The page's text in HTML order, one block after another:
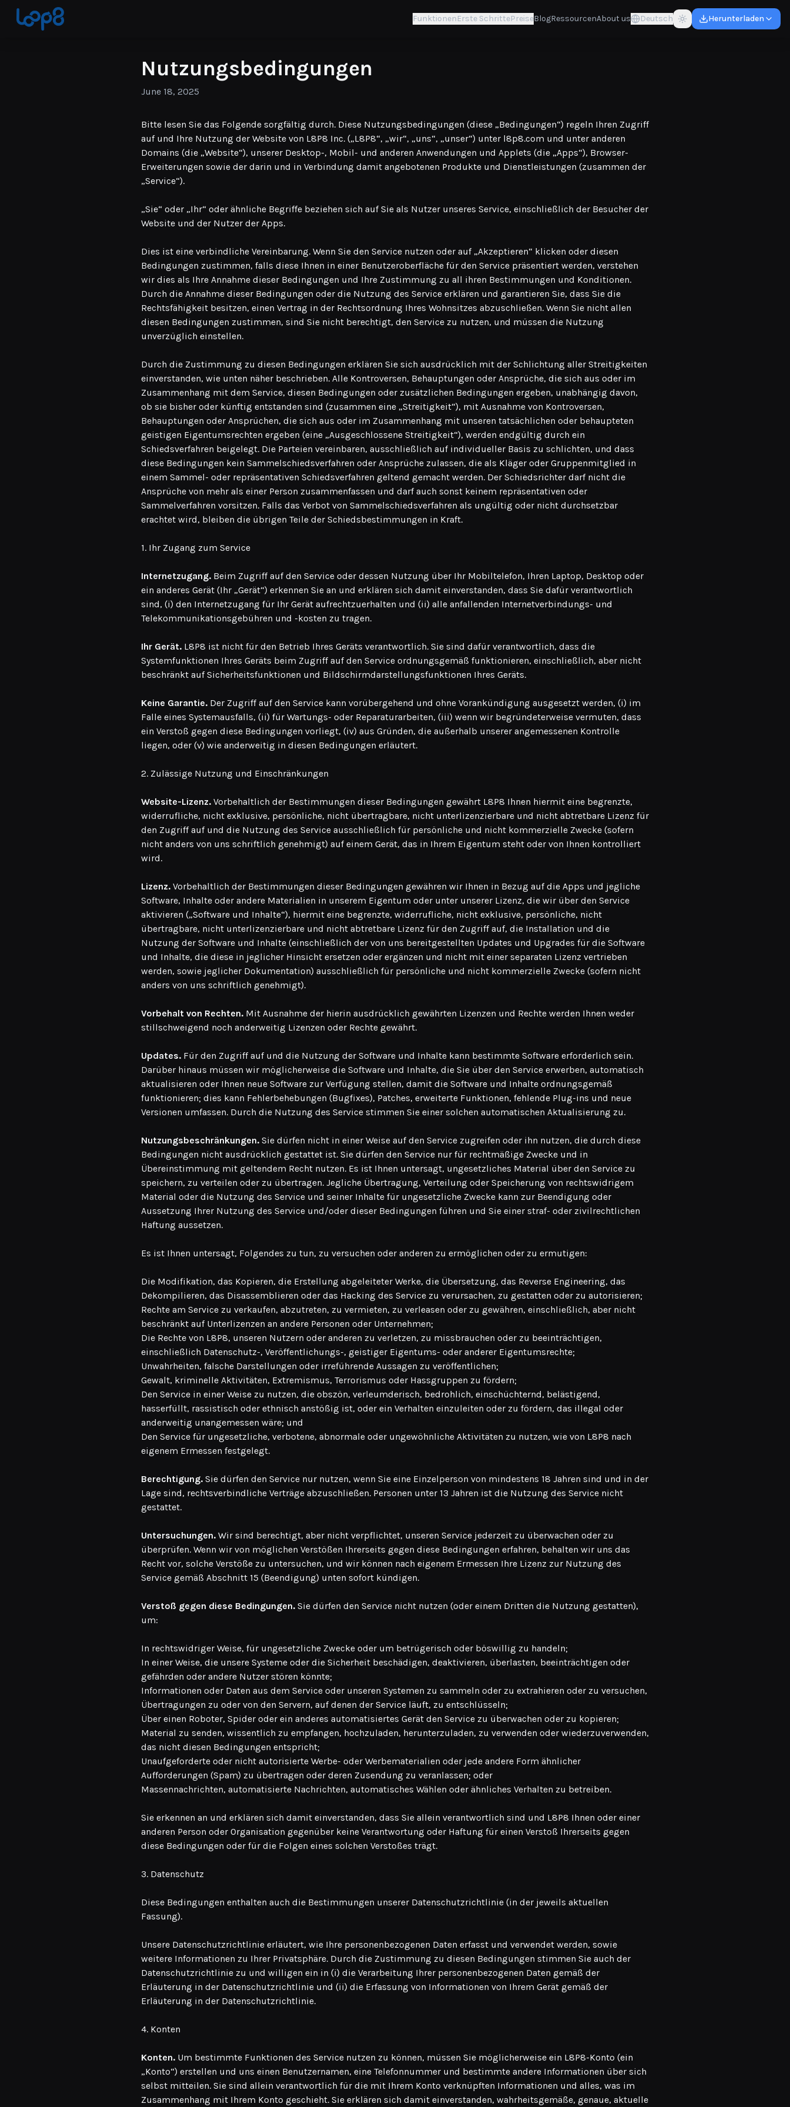
FunktionenErste SchrittePreiseBlogRessourcenAbout us Deutsch Herunterladen
Nutzungsbedingungen
June 18, 2025
Bitte lesen Sie das Folgende sorgfältig durch. Diese Nutzungsbedingungen (diese „Bedingungen“) regeln Ihren Zugriff
auf und Ihre Nutzung der Website von L8P8 Inc. („L8P8“, „wir“, „uns“, „unser“) unter l8p8.com und unter anderen
Domains (die „Website“), unserer Desktop-, Mobil- und anderen Anwendungen und Applets (die „Apps“), Browser-
Erweiterungen sowie der darin und in Verbindung damit angebotenen Produkte und Dienstleistungen (zusammen der
„Service“).
„Sie“ oder „Ihr“ oder ähnliche Begriffe beziehen sich auf Sie als Nutzer unseres Service, einschließlich der Besucher der
Website und der Nutzer der Apps.
Dies ist eine verbindliche Vereinbarung. Wenn Sie den Service nutzen oder auf „Akzeptieren“ klicken oder diesen
Bedingungen zustimmen, falls diese Ihnen in einer Benutzeroberfläche für den Service präsentiert werden, verstehen
wir dies als Ihre Annahme dieser Bedingungen und Ihre Zustimmung zu all ihren Bestimmungen und Konditionen.
Durch die Annahme dieser Bedingungen oder die Nutzung des Service erklären und garantieren Sie, dass Sie die
Rechtsfähigkeit besitzen, einen Vertrag in der Rechtsordnung Ihres Wohnsitzes abzuschließen. Wenn Sie nicht allen
diesen Bedingungen zustimmen, sind Sie nicht berechtigt, den Service zu nutzen, und müssen die Nutzung
unverzüglich einstellen.
Durch die Zustimmung zu diesen Bedingungen erklären Sie sich ausdrücklich mit der Schlichtung aller Streitigkeiten
einverstanden, wie unten näher beschrieben. Alle Kontroversen, Behauptungen oder Ansprüche, die sich aus oder im
Zusammenhang mit dem Service, diesen Bedingungen oder zusätzlichen Bedingungen ergeben, unabhängig davon,
ob sie bisher oder künftig entstanden sind (zusammen eine „Streitigkeit“), mit Ausnahme von Kontroversen,
Behauptungen oder Ansprüchen, die sich aus oder im Zusammenhang mit unseren tatsächlichen oder behaupteten
geistigen Eigentumsrechten ergeben (eine „Ausgeschlossene Streitigkeit“), werden endgültig durch ein
Schiedsverfahren beigelegt. Die Parteien vereinbaren, ausschließlich auf individueller Basis zu schlichten, und dass
diese Bedingungen kein Sammelschiedsverfahren oder Ansprüche zulassen, die als Kläger oder Gruppenmitglied in
einem Sammel- oder repräsentativen Schiedsverfahren geltend gemacht werden. Der Schiedsrichter darf nicht die
Ansprüche von mehr als einer Person zusammenfassen und darf auch sonst keinem repräsentativen oder
Sammelverfahren vorsitzen. Falls das Verbot von Sammelschiedsverfahren als ungültig oder nicht durchsetzbar
erachtet wird, bleiben die übrigen Teile der Schiedsbestimmungen in Kraft.
1. Ihr Zugang zum Service
Internetzugang. Beim Zugriff auf den Service oder dessen Nutzung über Ihr Mobiltelefon, Ihren Laptop, Desktop oder
ein anderes Gerät (Ihr „Gerät“) erkennen Sie an und erklären sich damit einverstanden, dass Sie dafür verantwortlich
sind, (i) den Internetzugang für Ihr Gerät aufrechtzuerhalten und (ii) alle anfallenden Internetverbindungs- und
Telekommunikationsgebühren und -kosten zu tragen.
Ihr Gerät. L8P8 ist nicht für den Betrieb Ihres Geräts verantwortlich. Sie sind dafür verantwortlich, dass die
Systemfunktionen Ihres Geräts beim Zugriff auf den Service ordnungsgemäß funktionieren, einschließlich, aber nicht
beschränkt auf Sicherheitsfunktionen und Bildschirmdarstellungsfunktionen Ihres Geräts.
Keine Garantie. Der Zugriff auf den Service kann vorübergehend und ohne Vorankündigung ausgesetzt werden, (i) im
Falle eines Systemausfalls, (ii) für Wartungs- oder Reparaturarbeiten, (iii) wenn wir begründeterweise vermuten, dass
ein Verstoß gegen diese Bedingungen vorliegt, (iv) aus Gründen, die außerhalb unserer angemessenen Kontrolle
liegen, oder (v) wie anderweitig in diesen Bedingungen erläutert.
2. Zulässige Nutzung und Einschränkungen
Website-Lizenz. Vorbehaltlich der Bestimmungen dieser Bedingungen gewährt L8P8 Ihnen hiermit eine begrenzte,
widerrufliche, nicht exklusive, persönliche, nicht übertragbare, nicht unterlizenzierbare und nicht abtretbare Lizenz für
den Zugriff auf und die Nutzung des Service ausschließlich für persönliche und nicht kommerzielle Zwecke (sofern
nicht anders von uns schriftlich genehmigt) auf einem Gerät, das in Ihrem Eigentum steht oder von Ihnen kontrolliert
wird.
Lizenz. Vorbehaltlich der Bestimmungen dieser Bedingungen gewähren wir Ihnen in Bezug auf die Apps und jegliche
Software, Inhalte oder andere Materialien in unserem Eigentum oder unter unserer Lizenz, die wir über den Service
aktivieren („Software und Inhalte“), hiermit eine begrenzte, widerrufliche, nicht exklusive, persönliche, nicht
übertragbare, nicht unterlizenzierbare und nicht abtretbare Lizenz für den Zugriff auf, die Installation und die
Nutzung der Software und Inhalte (einschließlich der von uns bereitgestellten Updates und Upgrades für die Software
und Inhalte, die diese in jeglicher Hinsicht ersetzen oder ergänzen und nicht mit einer separaten Lizenz vertrieben
werden, sowie jeglicher Dokumentation) ausschließlich für persönliche und nicht kommerzielle Zwecke (sofern nicht
anders von uns schriftlich genehmigt).
Vorbehalt von Rechten. Mit Ausnahme der hierin ausdrücklich gewährten Lizenzen und Rechte werden Ihnen weder
stillschweigend noch anderweitig Lizenzen oder Rechte gewährt.
Updates. Für den Zugriff auf und die Nutzung der Software und Inhalte kann bestimmte Software erforderlich sein.
Darüber hinaus müssen wir möglicherweise die Software und Inhalte, die Sie über den Service erwerben, automatisch
aktualisieren oder Ihnen neue Software zur Verfügung stellen, damit die Software und Inhalte ordnungsgemäß
funktionieren; dies kann Fehlerbehebungen (Bugfixes), Patches, erweiterte Funktionen, fehlende Plug-ins und neue
Versionen umfassen. Durch die Nutzung des Service stimmen Sie einer solchen automatischen Aktualisierung zu.
Nutzungsbeschränkungen. Sie dürfen nicht in einer Weise auf den Service zugreifen oder ihn nutzen, die durch diese
Bedingungen nicht ausdrücklich gestattet ist. Sie dürfen den Service nur für rechtmäßige Zwecke und in
Übereinstimmung mit geltendem Recht nutzen. Es ist Ihnen untersagt, ungesetzliches Material über den Service zu
speichern, zu verteilen oder zu übertragen. Jegliche Übertragung, Verteilung oder Speicherung von rechtswidrigem
Material oder die Nutzung des Service und seiner Inhalte für ungesetzliche Zwecke kann zur Beendigung oder
Aussetzung Ihrer Nutzung des Service und/oder dieser Bedingungen führen und Sie einer straf- oder zivilrechtlichen
Haftung aussetzen.
Es ist Ihnen untersagt, Folgendes zu tun, zu versuchen oder anderen zu ermöglichen oder zu ermutigen:
Die Modifikation, das Kopieren, die Erstellung abgeleiteter Werke, die Übersetzung, das Reverse Engineering, das
Dekompilieren, das Disassemblieren oder das Hacking des Service zu verursachen, zu gestatten oder zu autorisieren;
Rechte am Service zu verkaufen, abzutreten, zu vermieten, zu verleasen oder zu gewähren, einschließlich, aber nicht
beschränkt auf Unterlizenzen an andere Personen oder Unternehmen;
Die Rechte von L8P8, unseren Nutzern oder anderen zu verletzen, zu missbrauchen oder zu beeinträchtigen,
einschließlich Datenschutz-, Veröffentlichungs-, geistiger Eigentums- oder anderer Eigentumsrechte;
Unwahrheiten, falsche Darstellungen oder irreführende Aussagen zu veröffentlichen;
Gewalt, kriminelle Aktivitäten, Extremismus, Terrorismus oder Hassgruppen zu fördern;
Den Service in einer Weise zu nutzen, die obszön, verleumderisch, bedrohlich, einschüchternd, belästigend,
hasserfüllt, rassistisch oder ethnisch anstößig ist, oder ein Verhalten einzuleiten oder zu fördern, das illegal oder
anderweitig unangemessen wäre; und
Den Service für ungesetzliche, verbotene, abnormale oder ungewöhnliche Aktivitäten zu nutzen, wie von L8P8 nach
eigenem Ermessen festgelegt.
Berechtigung. Sie dürfen den Service nur nutzen, wenn Sie eine Einzelperson von mindestens 18 Jahren sind und in der
Lage sind, rechtsverbindliche Verträge abzuschließen. Personen unter 13 Jahren ist die Nutzung des Service nicht
gestattet.
Untersuchungen. Wir sind berechtigt, aber nicht verpflichtet, unseren Service jederzeit zu überwachen oder zu
überprüfen. Wenn wir von möglichen Verstößen Ihrerseits gegen diese Bedingungen erfahren, behalten wir uns das
Recht vor, solche Verstöße zu untersuchen, und wir können nach eigenem Ermessen Ihre Lizenz zur Nutzung des
Service gemäß Abschnitt 15 (Beendigung) unten sofort kündigen.
Verstoß gegen diese Bedingungen. Sie dürfen den Service nicht nutzen (oder einem Dritten die Nutzung gestatten),
um:
In rechtswidriger Weise, für ungesetzliche Zwecke oder um betrügerisch oder böswillig zu handeln;
In einer Weise, die unsere Systeme oder die Sicherheit beschädigen, deaktivieren, überlasten, beeinträchtigen oder
gefährden oder andere Nutzer stören könnte;
Informationen oder Daten aus dem Service oder unseren Systemen zu sammeln oder zu extrahieren oder zu versuchen,
Übertragungen zu oder von den Servern, auf denen der Service läuft, zu entschlüsseln;
Über einen Roboter, Spider oder ein anderes automatisiertes Gerät den Service zu überwachen oder zu kopieren;
Material zu senden, wissentlich zu empfangen, hochzuladen, herunterzuladen, zu verwenden oder wiederzuverwenden,
das nicht diesen Bedingungen entspricht;
Unaufgeforderte oder nicht autorisierte Werbe- oder Werbematerialien oder jede andere Form ähnlicher
Aufforderungen (Spam) zu übertragen oder deren Zusendung zu veranlassen; oder
Massennachrichten, automatisierte Nachrichten, automatisches Wählen oder ähnliches Verhalten zu betreiben.
Sie erkennen an und erklären sich damit einverstanden, dass Sie allein verantwortlich sind und L8P8 Ihnen oder einer
anderen Person oder Organisation gegenüber keine Verantwortung oder Haftung für einen Verstoß Ihrerseits gegen
diese Bedingungen oder für die Folgen eines solchen Verstoßes trägt.
3. Datenschutz
Diese Bedingungen enthalten auch die Bestimmungen unserer Datenschutzrichtlinie (in der jeweils aktuellen
Fassung).
Unsere Datenschutzrichtlinie erläutert, wie Ihre personenbezogenen Daten erfasst und verwendet werden, sowie
weitere Informationen zu Ihrer Privatsphäre. Durch die Zustimmung zu diesen Bedingungen stimmen Sie auch der
Datenschutzrichtlinie zu und willigen ein in (i) die Verarbeitung Ihrer personenbezogenen Daten gemäß der
Erläuterung in der Datenschutzrichtlinie und (ii) die Erfassung von Informationen von Ihrem Gerät gemäß der
Erläuterung in der Datenschutzrichtlinie.
4. Konten
Konten. Um bestimmte Funktionen des Service nutzen zu können, müssen Sie möglicherweise ein L8P8-Konto (ein
„Konto“) erstellen und uns einen Benutzernamen, eine Telefonnummer und bestimmte andere Informationen über sich
selbst mitteilen. Sie sind allein verantwortlich für die mit Ihrem Konto verknüpften Informationen und alles, was im
Zusammenhang mit Ihrem Konto geschieht. Sie erklären sich damit einverstanden, wahrheitsgemäße, genaue, aktuelle